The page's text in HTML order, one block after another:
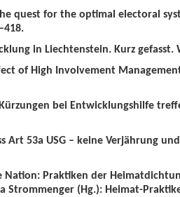
quest for the optimal electoral
in Liechtenstein. Kurz gefasst.
of High Involvement
bei Entwicklungshilfe
Art 53a USG – keine Verjährung
Nation: Praktiken der
Strommenger (Hg.): Heimat-